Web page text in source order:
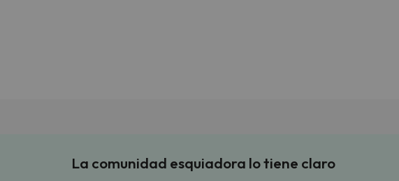
La comunidad esquiadora lo tiene claro